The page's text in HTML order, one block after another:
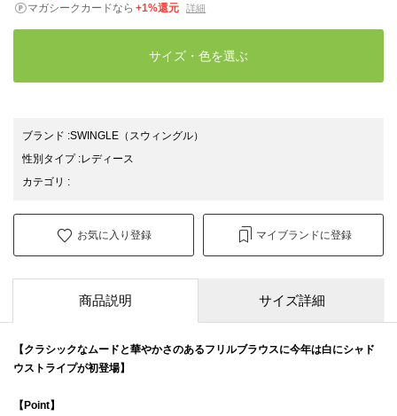
マガシークカードなら +1%還元 詳細
サイズ・色を選ぶ
ブランド :SWINGLE （スウィングル）
性別タイプ:レディース
カテゴリ :
お気に入り登録 マイブランドに登録
商品説明 サイズ詳細
【クラシックなムードと華やかさのあるフリルブラウスに今年は白にシャド
ウストライプが初登場】
【Point】